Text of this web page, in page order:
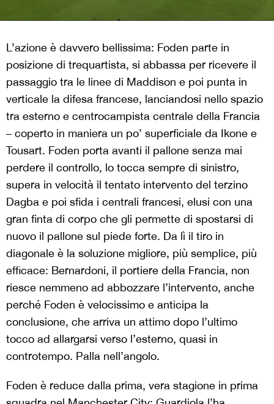
L’azione è davvero bellissima: Foden parte in
posizione di trequartista, si abbassa per ricevere il
passaggio tra le linee di Maddison e poi punta in
verticale la difesa francese, lanciandosi nello spazio
tra esterno e centrocampista centrale della Francia
– coperto in maniera un po’ superficiale da Ikone e
Tousart. Foden porta avanti il pallone senza mai
perdere il controllo, lo tocca sempre di sinistro,
supera in velocità il tentato intervento del terzino
Dagba e poi sfida i centrali francesi, elusi con una
gran finta di corpo che gli permette di spostarsi di
nuovo il pallone sul piede forte. Da lì il tiro in
diagonale è la soluzione migliore, più semplice, più
efficace: Bernardoni, il portiere della Francia, non
riesce nemmeno ad abbozzare l’intervento, anche
perché Foden è velocissimo e anticipa la
conclusione, che arriva un attimo dopo l’ultimo
tocco ad allargarsi verso l’esterno, quasi in
controtempo. Palla nell’angolo.
Foden è reduce dalla prima, vera stagione in prima